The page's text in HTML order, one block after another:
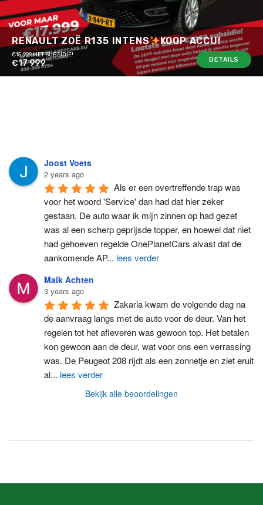
RENAULT ZOË R135 INTENS KOOP ACCU!
€15.999 MET SUBSIDIE!
€17 999 DETAILS
Joost Voets
2 years ago
Als er een overtreffende trap was
voor het woord 'Service' dan had dat hier zeker
gestaan. De auto waar ik mijn zinnen op had gezet
was al een scherp geprijsde topper, en hoewel dat niet
had gehoeven regelde OnePlanetCars alvast dat de
aankomende AP... lees verder
Maik Achten
3 years ago
Zakaria kwam de volgende dag na
de aanvraag langs met de auto voor de deur. Van het
regelen tot het afleveren was gewoon top. Het betalen
kon gewoon aan de deur, wat voor ons een verrassing
was. De Peugeot 208 rijdt als een zonnetje en ziet eruit
al... lees verder
Bekijk alle beoordelingen